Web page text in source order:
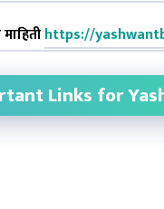
https://
Links for